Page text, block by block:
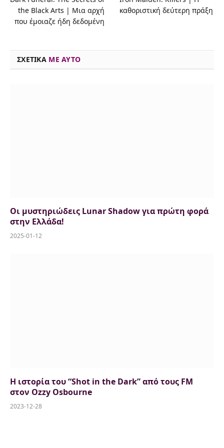
b
k
a
t
s
e
s
l
L
the Black Arts | Μια αρχή
που έμοιαζε ήδη δεδομένη
καθοριστική δεύτερη πράξη
ΣΧΕΤΙΚΑ ME AYTO
Οι μυστηριώδεις Lunar Shadow για πρώτη φορά
στην Ελλάδα!
2025-01-12
Η ιστορία του “Shot in the Dark” από τους FM
στον Ozzy Osbourne
2023-12-28